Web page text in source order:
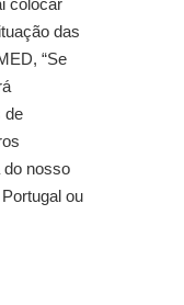
colocar
das
“Se
de
do nosso
ou